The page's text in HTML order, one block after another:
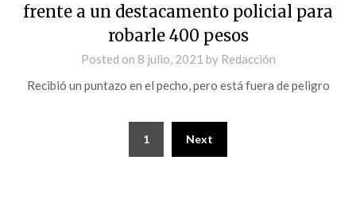
frente a un destacamento policial para
robarle 400 pesos
Posted on 8 julio, 2021 by Redacción
Recibió un puntazo en el pecho, pero está fuera de peligro
1 Next